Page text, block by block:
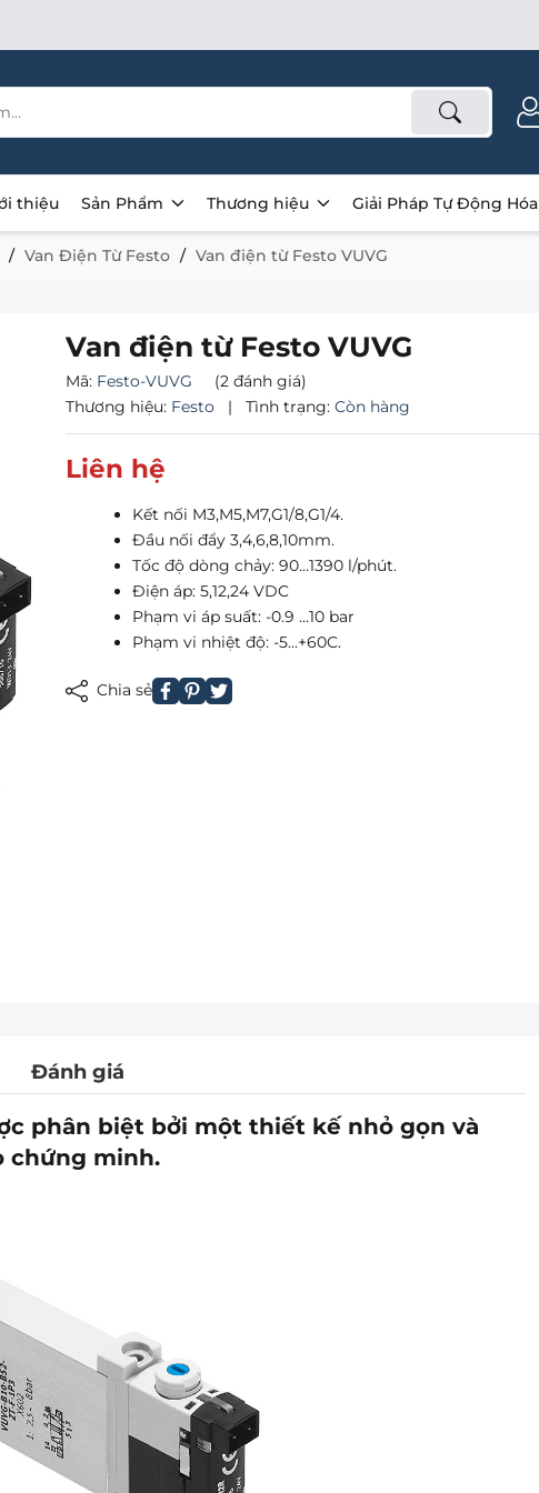
thiệu Sản Phẩm Thương hiệu Giải Pháp Tự Động Hóa
Van Điện Từ Festo Van điện từ Festo VUVG
Van điện từ Festo VUVG
Mã: Festo-VUVG
(2 đánh giá)
Thương hiệu: Festo | Tình trạng: Còn hàng
Liên hệ
Kết nối M3,M5,M7,G1/8,G1/4.
Đầu nối đẩy 3,4,6,8,10mm.
Tốc độ dòng chảy: 90...1390 l/phút.
Điện áp: 5,12,24 VDC
Phạm vi áp suất: -0.9 ...10 bar
Phạm vi nhiệt độ: -5...+60C.
Chia sẻ
Đánh giá
phân biệt bởi một thiết kế nhỏ gọn và
chứng minh.